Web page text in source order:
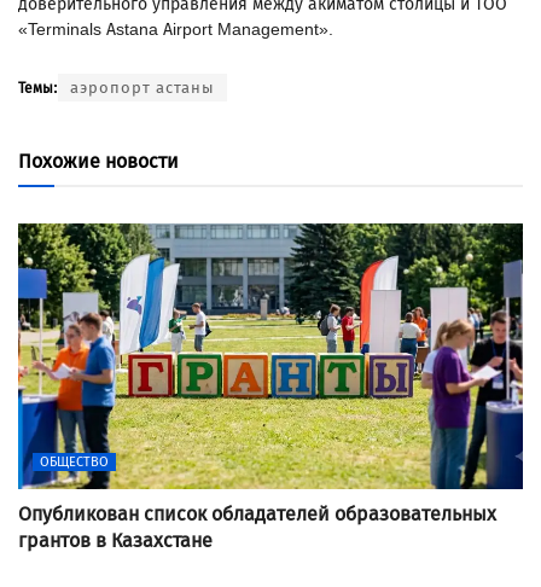
«Terminals Astana Airport Management».
Темы: аэропорт астаны
Похожие новости
ОБЩЕСТВО
Опубликован список обладателей образовательных
грантов в Казахстане